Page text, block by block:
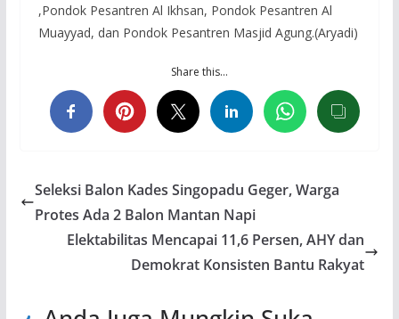
,Pondok Pesantren Al Ikhsan, Pondok Pesantren Al
Muayyad, dan Pondok Pesantren Masjid Agung.(Aryadi)
Share this…
Seleksi Balon Kades Singopadu Geger, Warga
Protes Ada 2 Balon Mantan Napi
Elektabilitas Mencapai 11,6 Persen, AHY dan
Demokrat Konsisten Bantu Rakyat